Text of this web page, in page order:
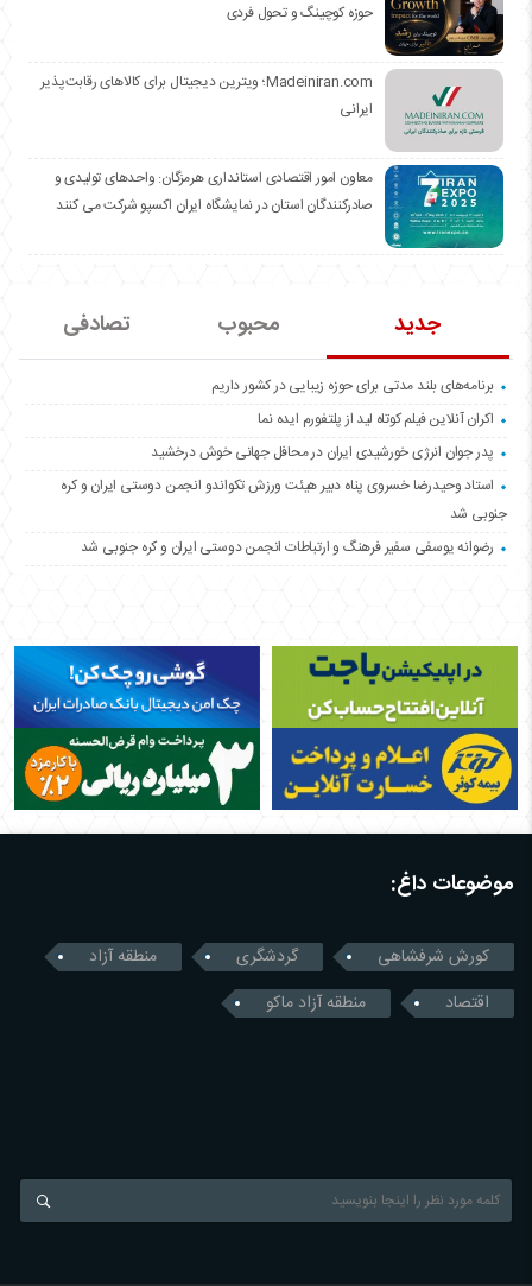
حوزه کوچینگ و تحول فردی
Madeiniran.com؛ ویترین دیجیتال برای کالاهای رقابت‌پذیر
ایرانی
معاون امور اقتصادی استانداری هرمزگان: واحدهای تولیدی و
صادرکنندگان استان در نمایشگاه ایران اکسپو شرکت می کنند
جدید محبوب تصادفی
برنامه‌های بلند مدتی برای حوزه زیبایی در کشور داریم
اکران آنلاین فیلم کوتاه لید از پلتفورم ایده نما
پدر جوان انرژی خورشیدی ایران در محافل جهانی خوش درخشید
استاد وحیدرضا خسروی پناه دبیر هیئت ورزش تکواندو انجمن دوستی ایران و کره
جنوبی شد
رضوانه یوسفی سفیر فرهنگ و ارتباطات انجمن دوستی ایران و کره جنوبی شد
موضوعات داغ:
کورش شرفشاهی گردشگری
منطقه آزاد
اقتصاد
منطقه آزاد ماکو